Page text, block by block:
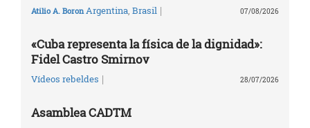
Atilio A. Boron Argentina, Brasil | 07/08/2026
«Cuba representa la física de la dignidad»:
Fidel Castro Smirnov
Vídeos rebeldes | 28/07/2026
Asamblea CADTM